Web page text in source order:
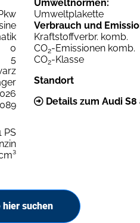
0
5
PS
Umweltnormen:
Umweltplakette
Verbrauch und
Kraftstoffverbr. komb.
CO2-Emissionen komb.
CO2-Klasse
Standort
Details zum Audi
hier suchen